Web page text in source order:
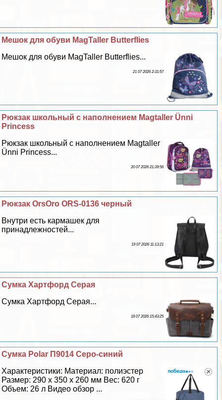
Мешок для обуви MagTaller Butterflies
Мешок для обуви MagTaller Butterflies...
21 07 2026 2:31:57
Рюкзак школьный с наполнением Magtaller Ünni
Princess
Рюкзак школьный с наполнением Magtaller
Ünni Princess...
20 07 2026 21:39:56
Рюкзак OrsOro ORS-0136 черный
Внутри есть кармашек для
принадлежностей...
19 07 2026 11:13:21
Сумка Хартфорд Серая
Сумка Хартфорд Серая...
18 07 2026 15:43:25
Сумка Polar П9014 Серо-синий
Хаpaктеристики: Материал: полиэстер
Размер: 290 х 350 х 260 мм Вес: 620 г
Объем: 26 л Видео обзор ...